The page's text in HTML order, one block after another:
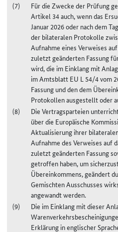
Für die Zwecke der Prüfung
Artikel 34 auch, wenn das
Januar 2026 oder nach dem
der bilateralen Protokolle
Aufnahme eines Verweises
zuletzt geänderten Fassung
wird, die im Einklang mit
im Amtsblatt EU L 54/4 vom
Fassung und den dem
Protokollen ausgestellt oder
Die Vertragsparteien
über die Europäische
Aktualisierung ihrer
Aufnahme des Verweises auf
zuletzt geänderten Fassung
getroffen haben, um
Übereinkommens, geändert
Gemischten Ausschusses
angewandt werden.
Die im Einklang mit dieser
Erklärung in englischer